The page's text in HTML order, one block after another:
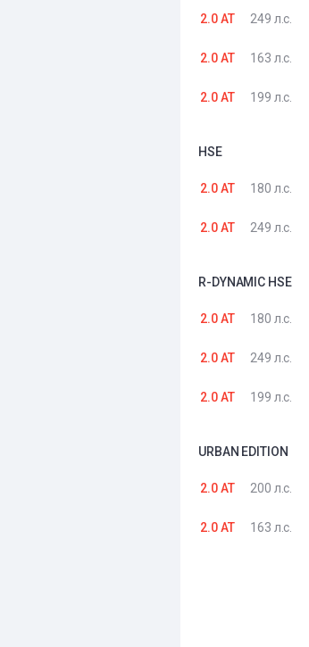
2.0 AT 249 л.с.
2.0 AT 163 л.с.
2.0 AT 199 л.с.
HSE
2.0 AT 180 л.с.
2.0 AT 249 л.с.
R-DYNAMIC HSE
2.0 AT 180 л.с.
2.0 AT 249 л.с.
2.0 AT 199 л.с.
URBAN EDITION
2.0 AT 200 л.с.
2.0 AT 163 л.с.